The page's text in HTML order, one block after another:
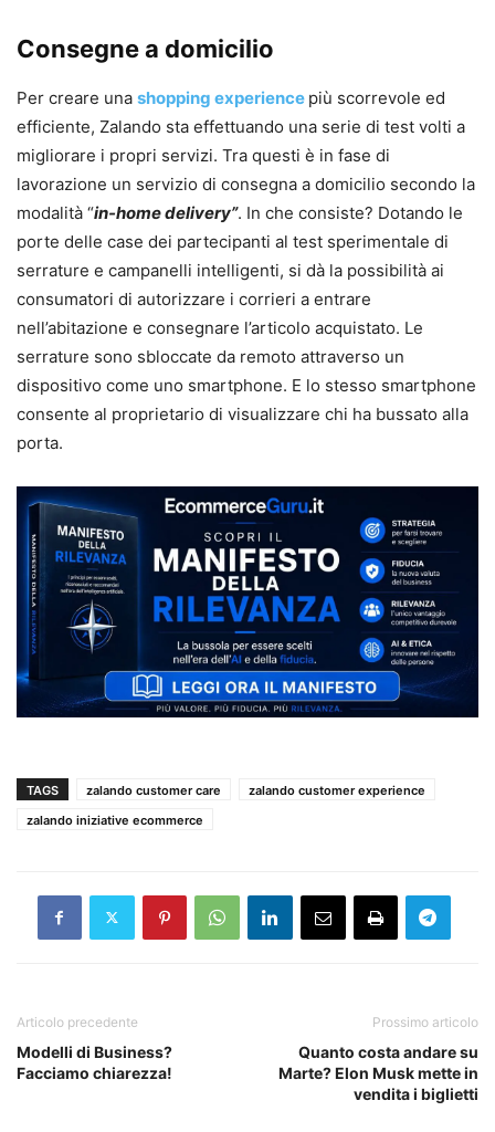
Consegne a domicilio
Per creare una shopping experience più scorrevole ed
efficiente, Zalando sta effettuando una serie di test volti a
migliorare i propri servizi. Tra questi è in fase di
lavorazione un servizio di consegna a domicilio secondo la
modalità “in-home delivery”. In che consiste? Dotando le
porte delle case dei partecipanti al test sperimentale di
serrature e campanelli intelligenti, si dà la possibilità ai
consumatori di autorizzare i corrieri a entrare
nell’abitazione e consegnare l’articolo acquistato. Le
serrature sono sbloccate da remoto attraverso un
dispositivo come uno smartphone. E lo stesso smartphone
consente al proprietario di visualizzare chi ha bussato alla
porta.
TAGS zalando customer care
zalando customer experience
zalando iniziative ecommerce
Articolo precedente
Modelli di Business?
Facciamo chiarezza!
Prossimo articolo
Quanto costa andare su
Marte? Elon Musk mette in
vendita i biglietti